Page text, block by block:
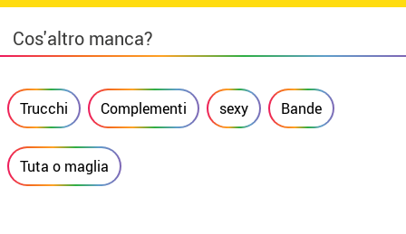
Cos'altro manca?
Trucchi Complementi sexy Bande
Tuta o maglia